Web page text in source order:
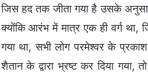
जिस हद तक जीता गया है उसके
क्योंकि आरंभ में मात्र एक ही वर्ग था,
गया था, सभी लोग परमेश्वर के
शैतान के द्वारा भ्रष्ट कर दिया